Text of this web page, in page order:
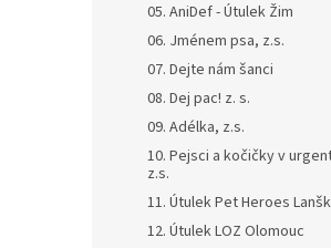
05. AniDef - Útulek Žim
06. Jménem psa, z.s.
07. Dejte nám šanci
08. Dej pac! z. s.
09. Adélka, z.s.
10. Pejsci a kočičky v
z.s.
11. Útulek Pet Heroes
12. Útulek LOZ Olomouc